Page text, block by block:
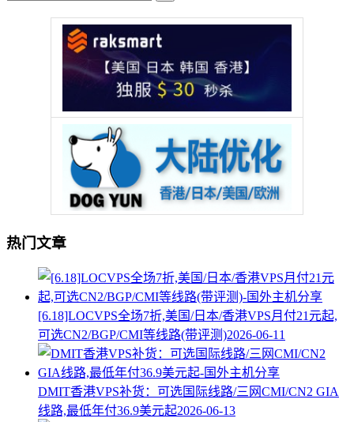
热门文章
[6.18]LOCVPS全场7折,美国/日本/香港VPS月付21元起,
可选CN2/BGP/CMI等线路(带评测)2026-06-11
DMIT香港VPS补货：可选国际线路/三网CMI/CN2 GIA
线路,最低年付36.9美元起2026-06-13